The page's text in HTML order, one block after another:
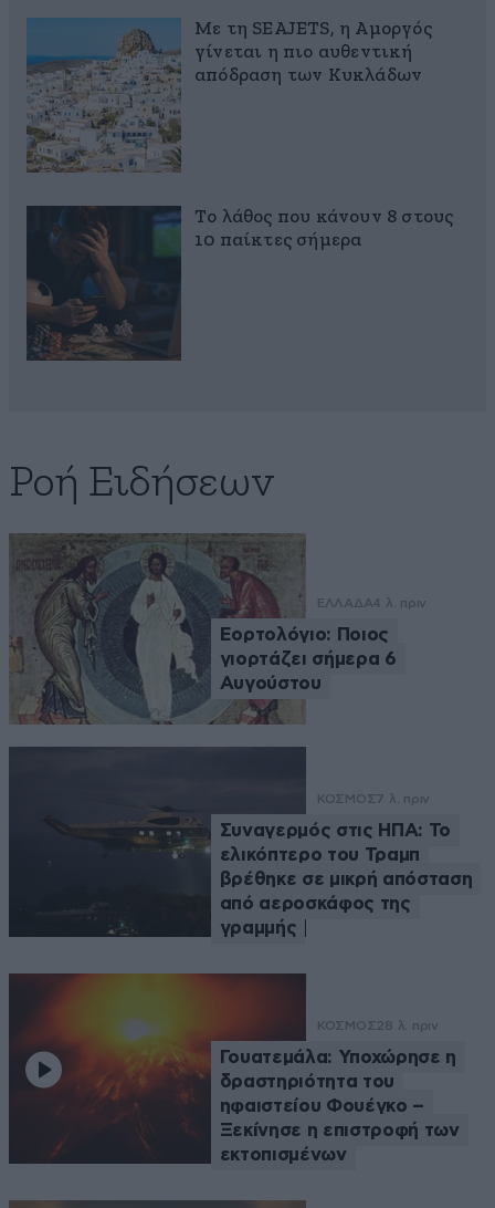
Με τη SEAJETS, η Αμοργός
γίνεται η πιο αυθεντική
απόδραση των Κυκλάδων
Το λάθος που κάνουν 8 στους
10 παίκτες σήμερα
Ροή Ειδήσεων
ΕΛΛΑΔΑ4 λ. πριν
Εορτολόγιο: Ποιος
γιορτάζει σήμερα 6
Αυγούστου
ΚΟΣΜΟΣ7 λ. πριν
Συναγερμός στις ΗΠΑ: Το
ελικόπτερο του Τραμπ
βρέθηκε σε μικρή απόσταση
από αεροσκάφος της
γραμμής
ΚΟΣΜΟΣ28 λ. πριν
Γουατεμάλα: Υποχώρησε η
δραστηριότητα του
ηφαιστείου Φουέγκο –
Ξεκίνησε η επιστροφή των
εκτοπισμένων